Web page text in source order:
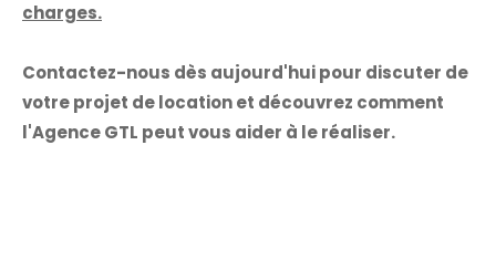
charges.
Contactez-nous dès aujourd'hui pour discuter de
votre projet de location et découvrez comment
l'Agence GTL peut vous aider à le réaliser.